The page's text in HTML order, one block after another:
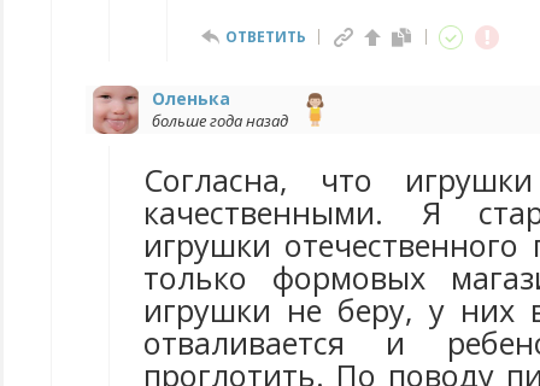
ОТВЕТИТЬ
Оленька
больше года назад
Согласна, что
качественными. Я
игрушки
только формовых
игрушки не беру, у них
отваливается и
проглотить. По поводу